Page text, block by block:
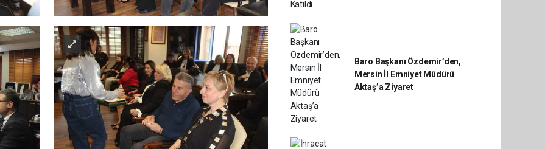
Baro Başkanı Özdemir’den,
Mersin İl Emniyet Müdürü
Aktaş’a Ziyaret